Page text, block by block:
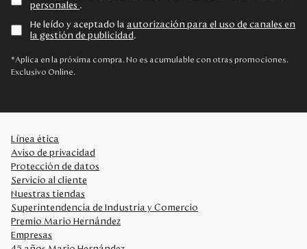
personales .
He leído y aceptado la autorización para el uso de canales en
la gestión de publicidad .
*Aplica en la próxima compra. No es acumulable con otras promociones.
Exclusivo Online.
Línea ética
Aviso de privacidad
Protección de datos
Servicio al cliente
Nuestras tiendas
Superintendencia de Industria y Comercio
Premio Mario Hernández
Empresas